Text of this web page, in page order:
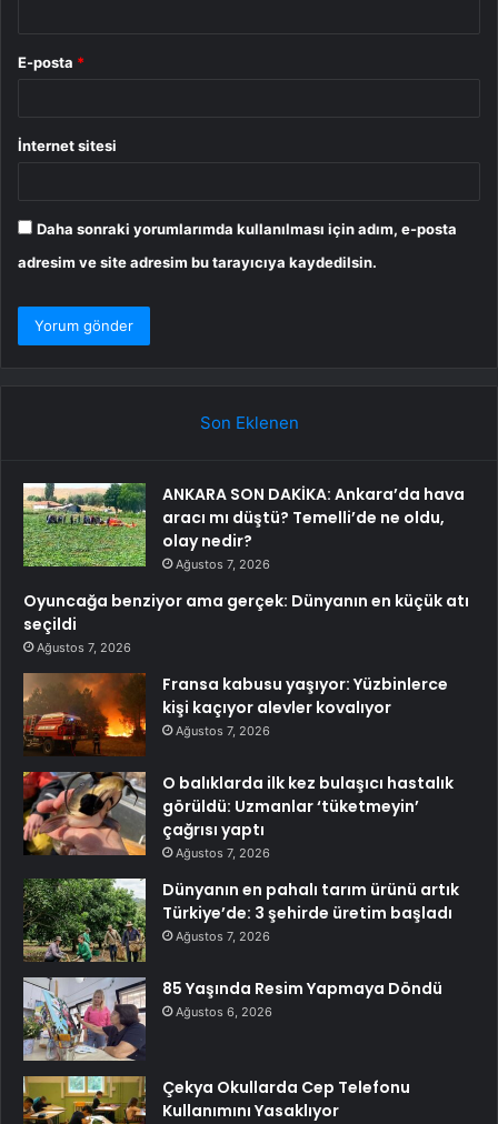
E-posta *
İnternet sitesi
Daha sonraki yorumlarımda kullanılması için adım, e-posta
adresim ve site adresim bu tarayıcıya kaydedilsin.
Son Eklenen
ANKARA SON DAKİKA: Ankara’da hava
aracı mı düştü? Temelli’de ne oldu,
olay nedir?
Ağustos 7, 2026
Oyuncağa benziyor ama gerçek: Dünyanın en küçük atı
seçildi
Ağustos 7, 2026
Fransa kabusu yaşıyor: Yüzbinlerce
kişi kaçıyor alevler kovalıyor
Ağustos 7, 2026
O balıklarda ilk kez bulaşıcı hastalık
görüldü: Uzmanlar ‘tüketmeyin’
çağrısı yaptı
Ağustos 7, 2026
Dünyanın en pahalı tarım ürünü artık
Türkiye’de: 3 şehirde üretim başladı
Ağustos 7, 2026
85 Yaşında Resim Yapmaya Döndü
Ağustos 6, 2026
Çekya Okullarda Cep Telefonu
Kullanımını Yasaklıyor